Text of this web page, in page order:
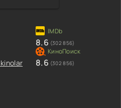
8.6 (302 856)
8.6 (302 856)